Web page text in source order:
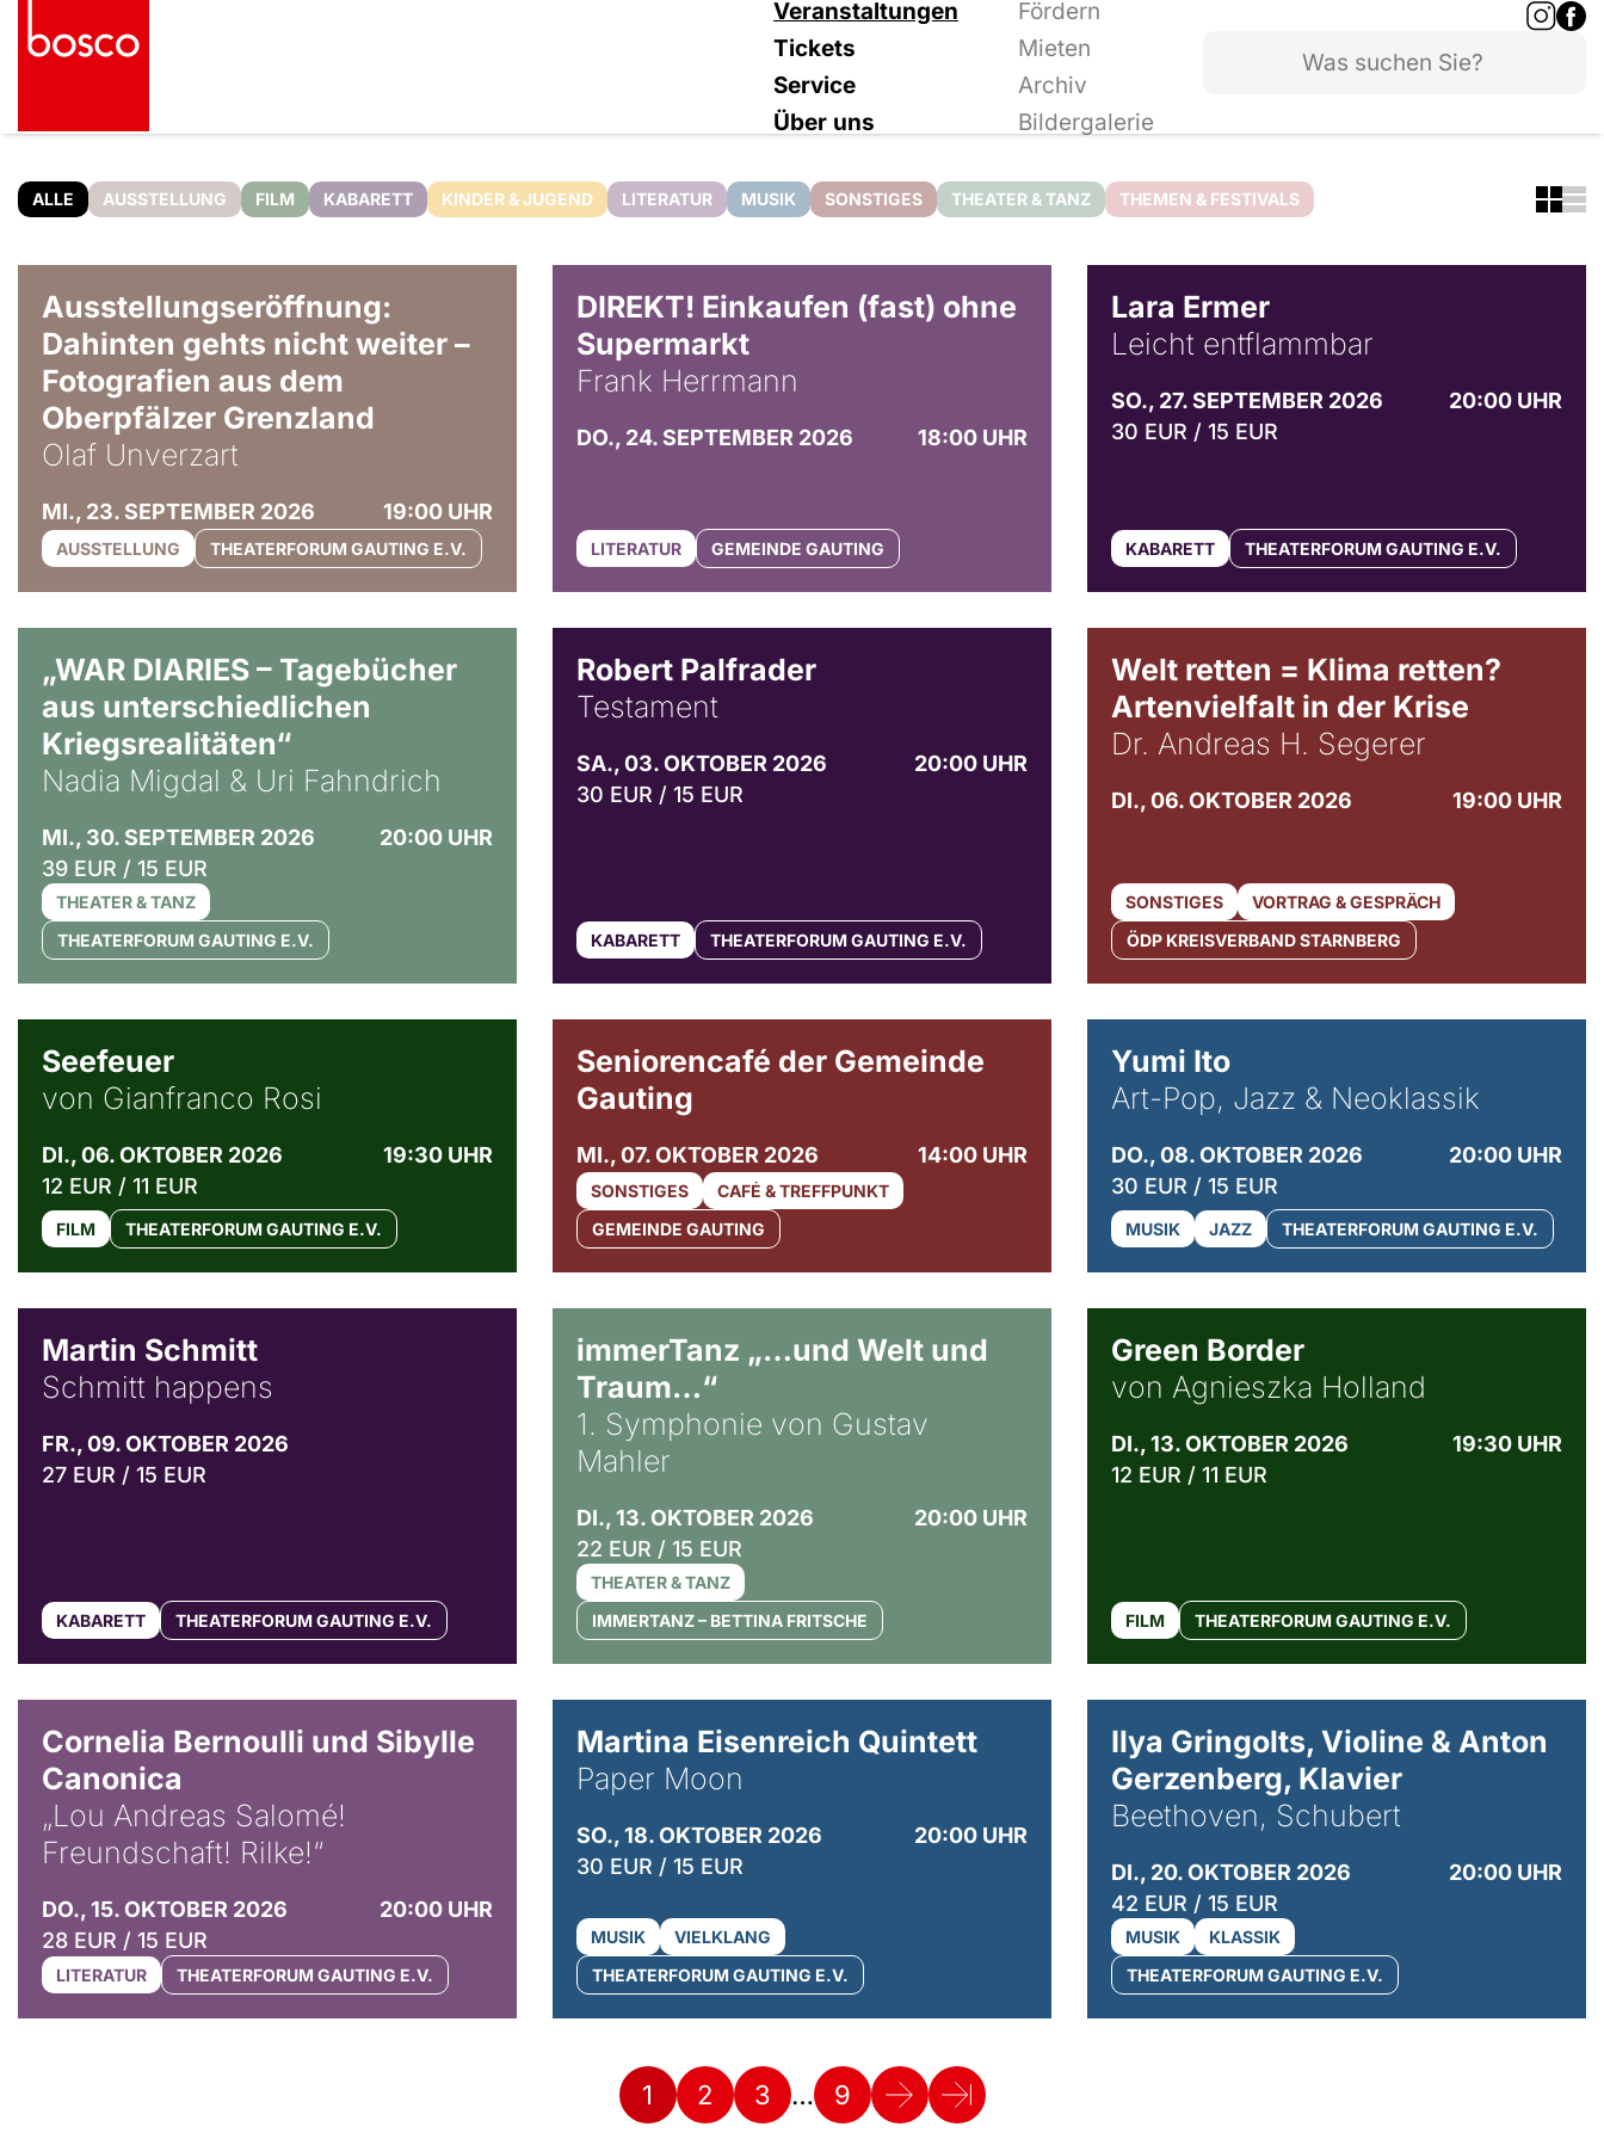
Veranstaltungen
Fördern
Tickets
Mieten
Service
Archiv
Über uns
Bildergalerie
ALLE AUSSTELLUNG FILM KABARETT KINDER & JUGEND LITERATUR MUSIK SONSTIGES THEATER & TANZ THEMEN & FESTIVALS
Ausstellungseröffnung:
Dahinten gehts nicht weiter –
Fotografien aus dem
Oberpfälzer Grenzland
Olaf Unverzart
MI., 23. SEPTEMBER 2026 19:00 UHR
AUSSTELLUNG THEATERFORUM GAUTING E.V.
DIREKT! Einkaufen (fast) ohne
Supermarkt
Frank Herrmann
DO., 24. SEPTEMBER 2026 18:00 UHR
LITERATUR GEMEINDE GAUTING
Lara Ermer
Leicht entflammbar
SO., 27. SEPTEMBER 2026
20:00 UHR
30 EUR / 15 EUR
KABARETT THEATERFORUM GAUTING E.V.
„WAR DIARIES – Tagebücher
aus unterschiedlichen
Kriegsrealitäten“
Nadia Migdal & Uri Fahndrich
MI., 30. SEPTEMBER 2026
20:00 UHR
39 EUR / 15 EUR
THEATER & TANZ
THEATERFORUM GAUTING E.V.
Robert Palfrader
Testament
SA., 03. OKTOBER 2026
20:00 UHR
30 EUR / 15 EUR
KABARETT THEATERFORUM GAUTING E.V.
Welt retten = Klima retten?
Artenvielfalt in der Krise
Dr. Andreas H. Segerer
DI., 06. OKTOBER 2026 19:00 UHR
SONSTIGES
VORTRAG & GESPRÄCH
ÖDP KREISVERBAND STARNBERG
Seefeuer
von Gianfranco Rosi
DI., 06. OKTOBER 2026
19:30 UHR
12 EUR / 11 EUR
FILM THEATERFORUM GAUTING E.V.
Seniorencafé der Gemeinde
Gauting
MI., 07. OKTOBER 2026 14:00 UHR
SONSTIGES
CAFÉ & TREFFPUNKT
GEMEINDE GAUTING
Yumi Ito
Art-Pop, Jazz & Neoklassik
DO., 08. OKTOBER 2026
20:00 UHR
30 EUR / 15 EUR
MUSIK JAZZ THEATERFORUM GAUTING E.V.
Martin Schmitt
Schmitt happens
FR., 09. OKTOBER 2026
27 EUR / 15 EUR
KABARETT THEATERFORUM GAUTING E.V.
immerTanz „…und Welt und
Traum…“
1. Symphonie von Gustav
Mahler
DI., 13. OKTOBER 2026
20:00 UHR
22 EUR / 15 EUR
THEATER & TANZ
IMMERTANZ – BETTINA FRITSCHE
Green Border
von Agnieszka Holland
DI., 13. OKTOBER 2026
19:30 UHR
12 EUR / 11 EUR
FILM THEATERFORUM GAUTING E.V.
Cornelia Bernoulli und Sibylle
Canonica
„Lou Andreas Salomé!
Freundschaft! Rilke!“
DO., 15. OKTOBER 2026
20:00 UHR
28 EUR / 15 EUR
LITERATUR THEATERFORUM GAUTING E.V.
Martina Eisenreich Quintett
Paper Moon
SO., 18. OKTOBER 2026
20:00 UHR
30 EUR / 15 EUR
MUSIK
VIELKLANG
THEATERFORUM GAUTING E.V.
Ilya Gringolts, Violine & Anton
Gerzenberg, Klavier
Beethoven, Schubert
DI., 20. OKTOBER 2026
20:00 UHR
42 EUR / 15 EUR
MUSIK
KLASSIK
THEATERFORUM GAUTING E.V.
1 2 3 … 9